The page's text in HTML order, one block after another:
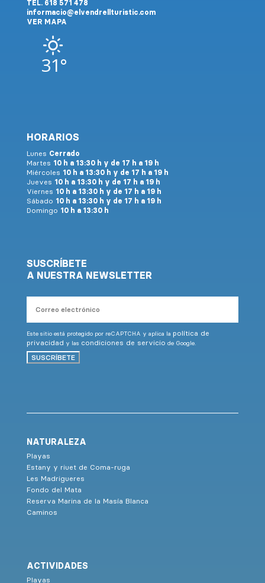
TEL. 618 571 478
informacio@elvendrellturistic.com
VER MAPA
31°
HORARIOS
Lunes Cerrado
Martes 10 h a 13:30 h y de 17 h a 19 h
Miércoles 10 h a 13:30 h y de 17 h a 19 h
Jueves 10 h a 13:30 h y de 17 h a 19 h
Viernes 10 h a 13:30 h y de 17 h a 19 h
Sábado 10 h a 13:30 h y de 17 h a 19 h
Domingo 10 h a 13:30 h
SUSCRÍBETE
A NUESTRA NEWSLETTER
electrónico
Este sitio está protegido por reCAPTCHA y aplica la política de
privacidad y las condiciones de servicio de Google.
SUSCRÍBETE
NATURALEZA
Playas
Estany y riuet de Coma-ruga
Les Madrigueres
Fondo del Mata
Reserva Marina de la Masía Blanca
Caminos
ACTIVIDADES
Playas